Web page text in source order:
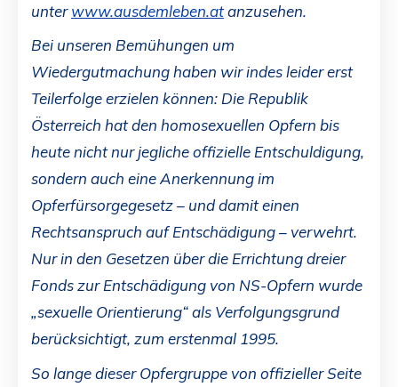
unterwww.ausdemleben.atanzusehen.
Bei unseren Bemühungen um
Wiedergutmachung haben wir indes leider erst
Teilerfolge erzielen können: Die Republik
Österreich hat den homosexuellen Opfern bis
heute nicht nur jegliche offizielle Entschuldigung,
sondern auch eine Anerkennung im
Opferfürsorgegesetz – und damit einen
Rechtsanspruch auf Entschädigung – verwehrt.
Nur in den Gesetzen über die Errichtung dreier
Fonds zur Entschädigung von NS-Opfern wurde
„sexuelle Orientierung“ als Verfolgungsgrund
berücksichtigt, zum erstenmal 1995.
So lange dieser Opfergruppe von offizieller Seite